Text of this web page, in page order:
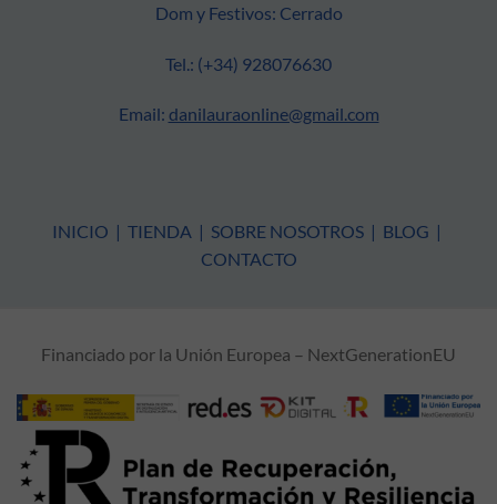
Dom y Festivos: Cerrado
Tel.: (+34) 928076630
Email: danilauraonline@gmail.com
INICIO | TIENDA | SOBRE NOSOTROS | BLOG |
CONTACTO
Financiado por la Unión Europea – NextGenerationEU